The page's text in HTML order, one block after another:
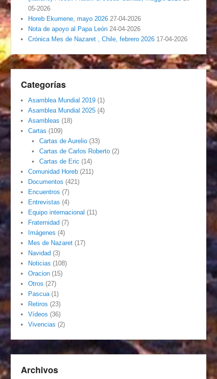
05-2026
Horeb Ekumene, mayo 2026 27-04-2026
Nota de apoyo al Papa León 24-04-2026
Crónica Mes de Nazaret , Chile, febrero 2026 17-04-2026
Categorías
Asamblea Mundial 2019 (1)
Asamblea Mundial 2025 (4)
Asambleas (18)
Cartas (109)
Cartas de Aurelio(33)
Cartas de Carlos Roberto(2)
Cartas de Eric (14)
Comunidad Horeb (211)
Documentos (421)
Encuentros (7)
Entrevistas (4)
Equipo internacional (11)
Fraternidad (7)
Imágenes (4)
Mes de Nazaret (17)
Navidad (3)
Noticias (108)
Oracion (15)
Otros (27)
Pascua (1)
Retiros (23)
Vídeos (36)
Vivencias (2)
Archivos